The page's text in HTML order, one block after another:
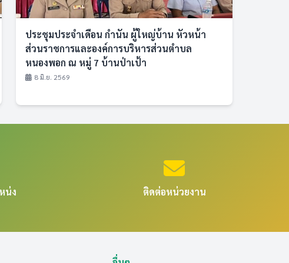
ประชุมประจำเดือน กำนัน ผู้ใหญ่บ้าน หัวหน้า
ส่วนราชการและองค์การบริหารส่วนตำบล
หนองพอก ณ หมู่ 7 บ้านป่าเป้า
8 มิ.ย. 2569
น่ง ติดต่อหน่วยงาน